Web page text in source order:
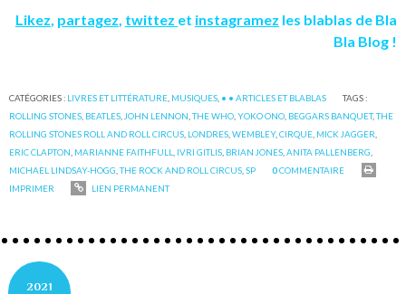
Likez partagez twittez et instagramez les blablas de Bla
Bla Blog !
CATÉGORIES : LIVRES ET LITTÉRATURE MUSIQUES • • ARTICLES ET BLABLAS
TAGS :
ROLLING STONES BEATLES JOHN LENNON ,THE WHO ,YOKO ONO BEGGARS BANQUET,THE
ROLLING STONES ROLL AND ROLL CIRCUS LONDRES ,WEMBLEY,CIRQUE MICK JAGGER
ERIC CLAPTON MARIANNE FAITHFULL IVRI GITLIS BRIAN JONES ,ANITA PALLENBERG
MICHAEL LINDSAY-HOGG ,THE ROCK AND ROLL CIRCUS ,SP 0COMMENTAIRE
IMPRIMER
LIEN PERMANENT
2021